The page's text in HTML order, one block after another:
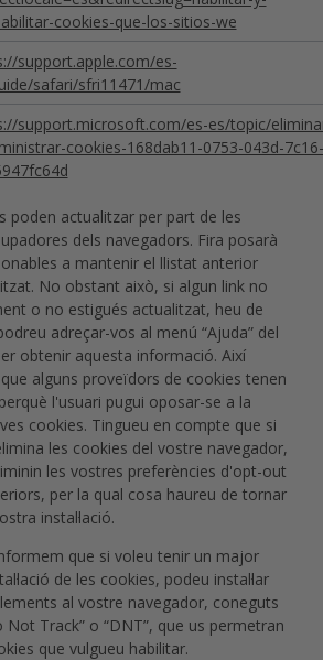
cookies-que-los-sitios-we
support.apple.com/es-
safari/sfri11471/mac
support.microsoft.com/es-es/topic/
cookies-168dab11-0753-043d-7c16-
poden actualitzar per part de les
dels navegadors. Fira posarà
a mantenir el llistat anterior
No obstant això, si algun link no
o no estigués actualitzat, heu de
adreçar-vos al menú “Ajuda” del
obtenir aquesta informació. Així
alguns proveïdors de cookies tenen
l'usuari pugui oposar-se a la
cookies. Tingueu en compte que si
les cookies del vostre navegador,
les vostres preferències d'opt-out
per la qual cosa haureu de tornar
instal·lació.
que si voleu tenir un major
de les cookies, podeu instal·lar
al vostre navegador, coneguts
Not Track” o “DNT”, que us permetran
que vulgueu habilitar.